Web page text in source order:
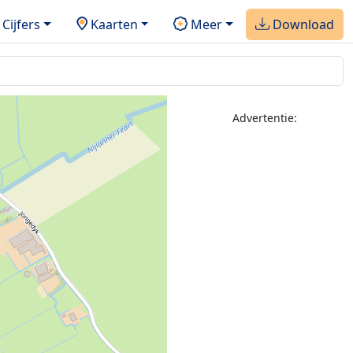
Cijfers Kaarten Meer Download
Advertentie: